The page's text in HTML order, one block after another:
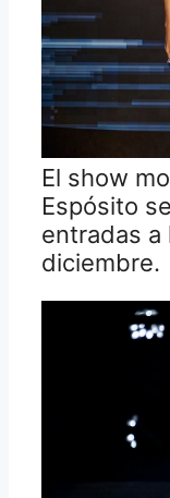
El show
Espósito
entradas a
diciembre.